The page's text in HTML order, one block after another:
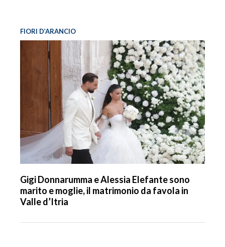
FIORI D’ARANCIO
Gigi Donnarumma e Alessia Elefante sono
marito e moglie, il matrimonio da favola in
Valle d’Itria